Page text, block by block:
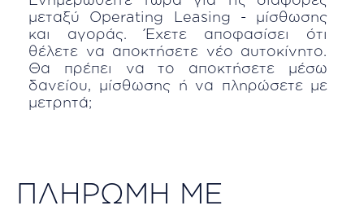
μεταξύ Operating Leasing - μίσθωσης
και αγοράς. Έχετε αποφασίσει ότι
θέλετε να αποκτήσετε νέο αυτοκίνητο.
Θα πρέπει να το αποκτήσετε μέσω
δανείου, μίσθωσης ή να πληρώσετε με
μετρητά;
ΠΛΗΡΩΜΗ ΜΕ